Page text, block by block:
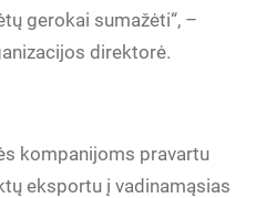
gerokai sumažėti“, –
direktorė.
kompanijoms pravartu
eksportu į vadinamąsias